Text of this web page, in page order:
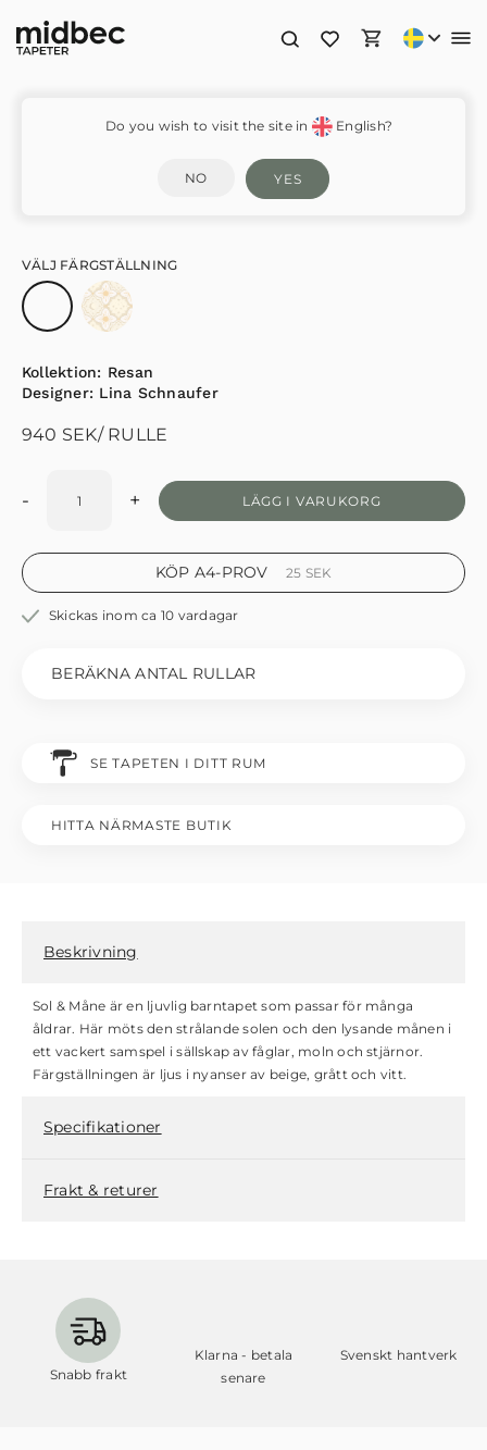
Sol&Måne – 29031
Kollektion: Resan
Designer: Lina Schnaufer
VÄLJ FÄRGSTÄLLNING
940 SEK/ RULLE
- + LÄGG I VARUKORG
Skickas inom ca 10 vardagar
BERÄKNA ANTAL RULLAR
KÖP A4-PROV 25 SEK
SE TAPETEN I DITT RUM
HITTA NÄRMASTE BUTIK
Beskrivning
Sol & Måne är en ljuvlig barntapet som passar för många
åldrar. Här möts den strålande solen och den lysande månen i
ett vackert samspel i sällskap av fåglar, moln och stjärnor.
Färgställningen är ljus i nyanser av beige, grått och vitt.
Specifikationer
Frakt & returer
Snabb frakt
Klarna - betala
senare
Svenskt hantverk
Do you wish to visit the site in English?
NO YES